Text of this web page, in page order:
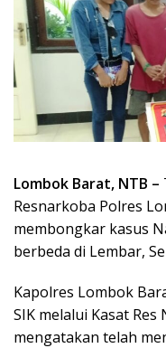
Lombok Barat, NTB –
Resnarkoba Polres
membongkar kasus
berbeda di Lembar,
Kapolres Lombok
SIK melalui Kasat Res
mengatakan telah